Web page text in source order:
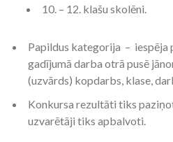
10. – 12. klašu skolēni.
Papildus kategorija – iespēja
gadījumā darba otrā pusē
(uzvārds) kopdarbs, klase,
Konkursa rezultāti tiks
uzvarētāji tiks apbalvoti.